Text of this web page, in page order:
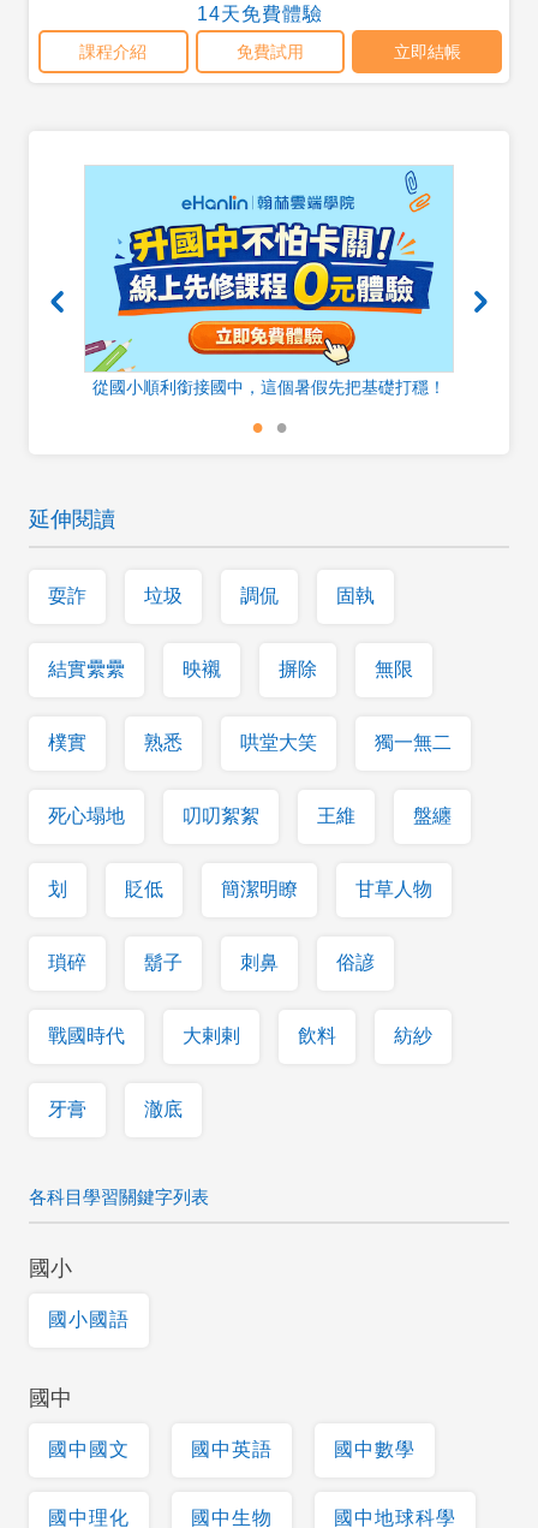
從國小順利銜接國中，這個暑假先把基礎打穩！
延伸閱讀
耍詐 垃圾 調侃 固執
結實纍纍 映襯 摒除 無限
樸實 熟悉 哄堂大笑 獨一無二
死心塌地 叨叨絮絮 王維 盤纏
划 貶低 簡潔明瞭 甘草人物
瑣碎 鬍子 刺鼻 俗諺
戰國時代 大剌剌 飲料 紡紗
牙膏 澈底
各科目學習關鍵字列表
國小
國小國語
國中
國中國文 國中英語 國中數學
國中理化 國中生物 國中地球科學